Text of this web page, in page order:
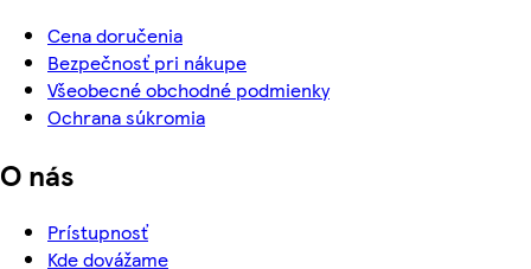
Cena doručenia
Bezpečnosť pri nákupe
Všeobecné obchodné podmienky
Ochrana súkromia
O nás
Prístupnosť
Kde dovážame